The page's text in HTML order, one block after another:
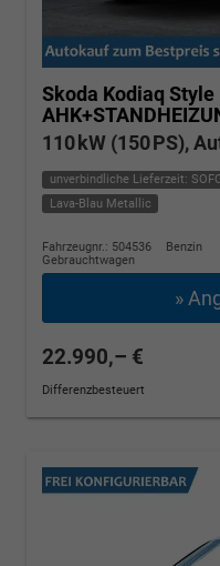
Skoda Kodiaq Style
110 kW (150 PS),
unverbindliche Lieferzeit:
Lava-Blau Metallic
Fahrzeugnr.: 504536
Benzin
Gebrauchtwagen
»
22.990,– €
Differenzbesteuert